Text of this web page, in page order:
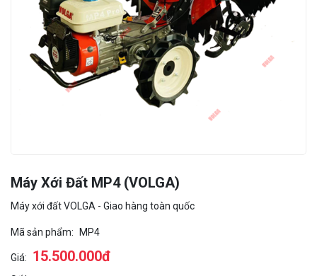
Máy Xới Đất MP4 (VOLGA)
Máy xới đất VOLGA - Giao hàng toàn quốc
Mã sản phẩm: MP4
Giá: 15.500.000đ